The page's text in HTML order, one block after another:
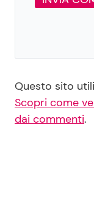
Questo sito
Scopri come
dai commenti.